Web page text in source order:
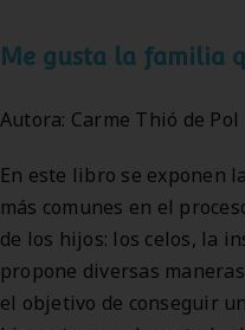
Me gusta la familia
Autora: Carme Thió de Pol
En este libro se exponen
más comunes en el
de los hijos: los celos, la
propone diversas
el objetivo de conseguir